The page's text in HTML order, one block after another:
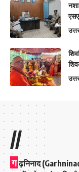
//
ग ढ़निनाद